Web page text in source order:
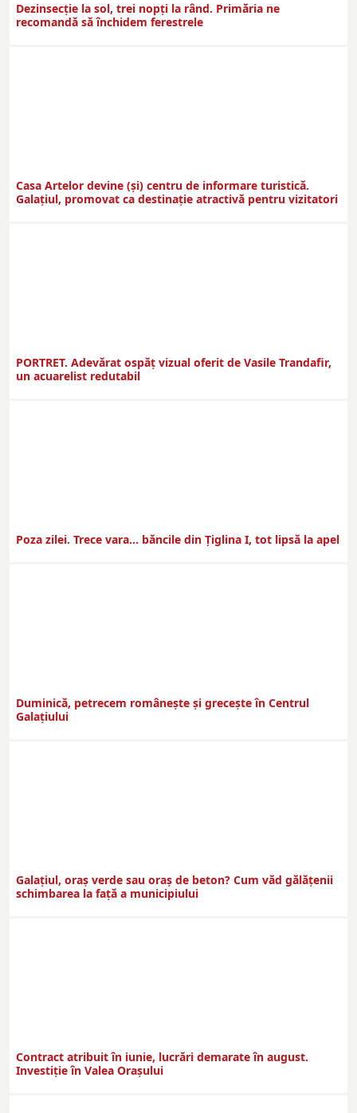
Dezinsecţie la sol, trei nopţi la rând. Primăria ne
recomandă să închidem ferestrele
Casa Artelor devine (şi) centru de informare turistică.
Galaţiul, promovat ca destinaţie atractivă pentru vizitatori
PORTRET. Adevărat ospăț vizual oferit de Vasile Trandafir,
un acuarelist redutabil
Poza zilei. Trece vara… băncile din Ţiglina I, tot lipsă la apel
Duminică, petrecem româneşte şi greceşte în Centrul
Galaţiului
Galațiul, oraș verde sau oraș de beton? Cum văd gălățenii
schimbarea la față a municipiului
Contract atribuit în iunie, lucrări demarate în august.
Investiţie în Valea Oraşului